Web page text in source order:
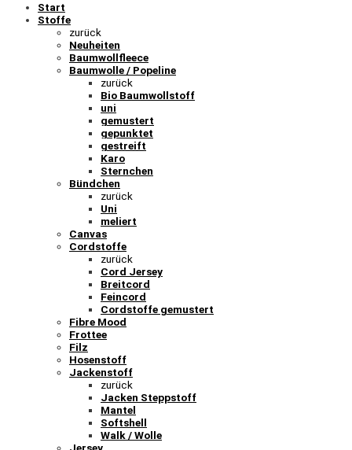
Start
Stoffe
zurück
Neuheiten
Baumwollfleece
Baumwolle / Popeline
zurück
Bio Baumwollstoff
uni
gemustert
gepunktet
gestreift
Karo
Sternchen
Bündchen
zurück
Uni
meliert
Canvas
Cordstoffe
zurück
Cord Jersey
Breitcord
Feincord
Cordstoffe gemustert
Fibre Mood
Frottee
Filz
Hosenstoff
Jackenstoff
zurück
Jacken Steppstoff
Mantel
Softshell
Walk / Wolle